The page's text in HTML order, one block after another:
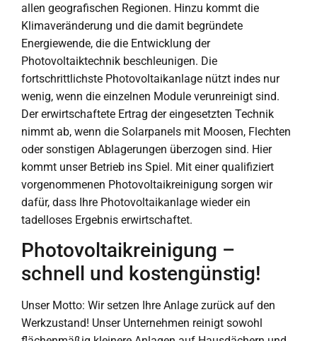
allen geografischen Regionen. Hinzu kommt die
Klimaveränderung und die damit begründete
Energiewende, die die Entwicklung der
Photovoltaiktechnik beschleunigen. Die
fortschrittlichste Photovoltaikanlage nützt indes nur
wenig, wenn die einzelnen Module verunreinigt sind.
Der erwirtschaftete Ertrag der eingesetzten Technik
nimmt ab, wenn die Solarpanels mit Moosen, Flechten
oder sonstigen Ablagerungen überzogen sind. Hier
kommt unser Betrieb ins Spiel. Mit einer qualifiziert
vorgenommenen Photovoltaikreinigung sorgen wir
dafür, dass Ihre Photovoltaikanlage wieder ein
tadelloses Ergebnis erwirtschaftet.
Photovoltaikreinigung –
schnell und kostengünstig!
Unser Motto: Wir setzen Ihre Anlage zurück auf den
Werkzustand! Unser Unternehmen reinigt sowohl